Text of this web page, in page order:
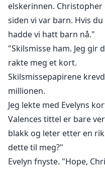
elskerinnen.
siden vi var barn. Hvis
hadde vi hatt barn nå."
"Skilsmisse ham. Jeg gir
rakte meg et kort.
Skilsmissepapirene
millionen.
Jeg lekte med Evelyns
Valences tittel er bare
blakk og leter etter en
dette til meg?"
Evelyn fnyste. "Hope,